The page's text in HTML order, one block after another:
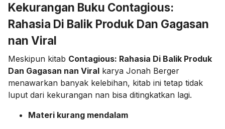
Kekurangan Buku Contagious:
Rahasia Di Balik Produk Dan Gagasan
nan Viral
Meskipun kitab Contagious: Rahasia Di Balik Produk
Dan Gagasan nan Viral karya Jonah Berger
menawarkan banyak kelebihan, kitab ini tetap tidak
luput dari kekurangan nan bisa ditingkatkan lagi.
Materi kurang mendalam